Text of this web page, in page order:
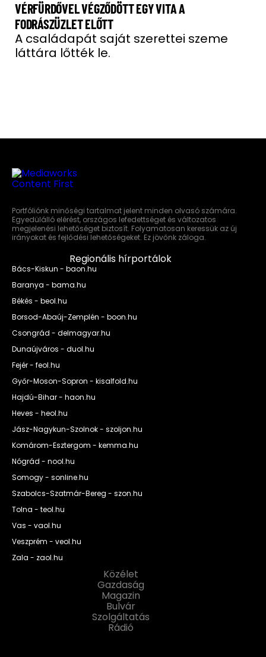
VÉRFÜRDŐVEL VÉGZŐDÖTT EGY VITA A
FODRÁSZÜZLET ELŐTT
A családapát saját szerettei szeme
láttára lőtték le.
Portfóliónk minőségi tartalmat jelent minden olvasó számára.
Egyedülálló elérést, országos lefedettséget és változatos
megjelenési lehetőséget biztosít. Folyamatosan keressük az új
irányokat és fejlődési lehetőségeket. Ez jövőnk záloga.
Regionális hírportálok
Bács-Kiskun - baon.hu
Baranya - bama.hu
Békés - beol.hu
Borsod-Abaúj-Zemplén - boon.hu
Csongrád - delmagyar.hu
Dunaújváros - duol.hu
Fejér - feol.hu
Győr-Moson-Sopron - kisalfold.hu
Hajdú-Bihar - haon.hu
Heves - heol.hu
Jász-Nagykun-Szolnok - szoljon.hu
Komárom-Esztergom - kemma.hu
Nógrád - nool.hu
Somogy - sonline.hu
Szabolcs-Szatmár-Bereg - szon.hu
Tolna - teol.hu
Vas - vaol.hu
Veszprém - veol.hu
Zala - zaol.hu
Közélet
Gazdaság
Magazin
Bulvár
Szolgáltatás
Rádió